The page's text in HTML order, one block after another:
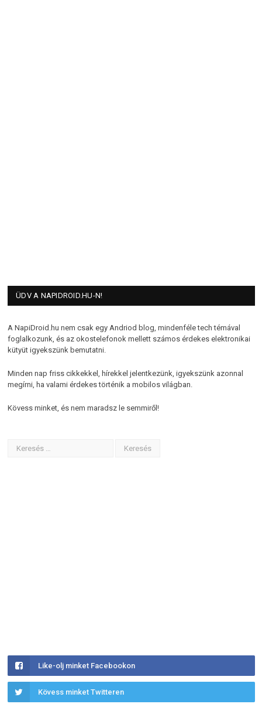
ÜDV A NAPIDROID.HU-N!
A NapiDroid.hu nem csak egy Andriod blog, mindenféle tech témával
foglalkozunk, és az okostelefonok mellett számos érdekes elektronikai
kütyüt igyekszünk bemutatni.
Minden nap friss cikkekkel, hírekkel jelentkezünk, igyekszünk azonnal
megírni, ha valami érdekes történik a mobilos világban.
Kövess minket, és nem maradsz le semmiről!
Like-olj minket Facebookon
Kövess minket Twitteren